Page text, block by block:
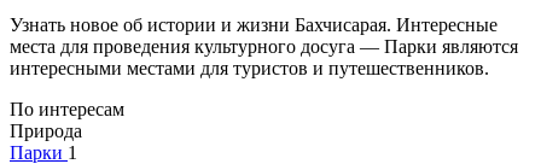
Узнать новое об истории и жизни Бахчисарая. Интересные
места для проведения культурного досуга — Парки являются
интересными местами для туристов и путешественников.
По интересам
Природа
Парки 1